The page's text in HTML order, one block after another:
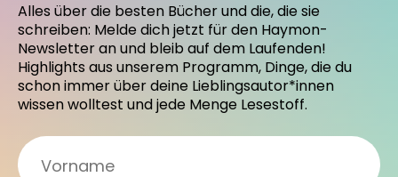
Alles über die besten Bücher und die, die sie
schreiben: Melde dich jetzt für den Haymon-
Newsletter an und bleib auf dem Laufenden!
Highlights aus unserem Programm, Dinge, die du
schon immer über deine Lieblingsautor*innen
wissen wolltest und jede Menge Lesestoff.